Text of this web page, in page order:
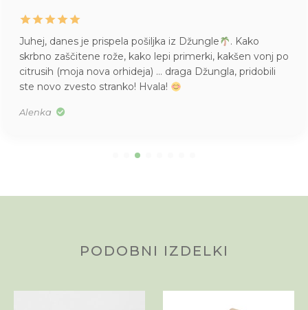
Juhej, danes je prispela pošiljka iz Džungle
. Kako
skrbno zaščitene rože, kako lepi primerki, kakšen vonj po
citrusih (moja nova orhideja) … draga Džungla, pridobili
ste novo zvesto stranko! Hvala!
Alenka
PODOBNI IZDELKI